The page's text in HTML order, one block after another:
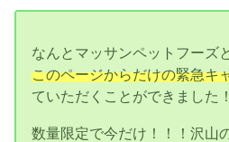
なんとマッサンペットフーズ
このページからだけの緊急キ
ていただくことができました
数量限定で今だけ！！！沢山